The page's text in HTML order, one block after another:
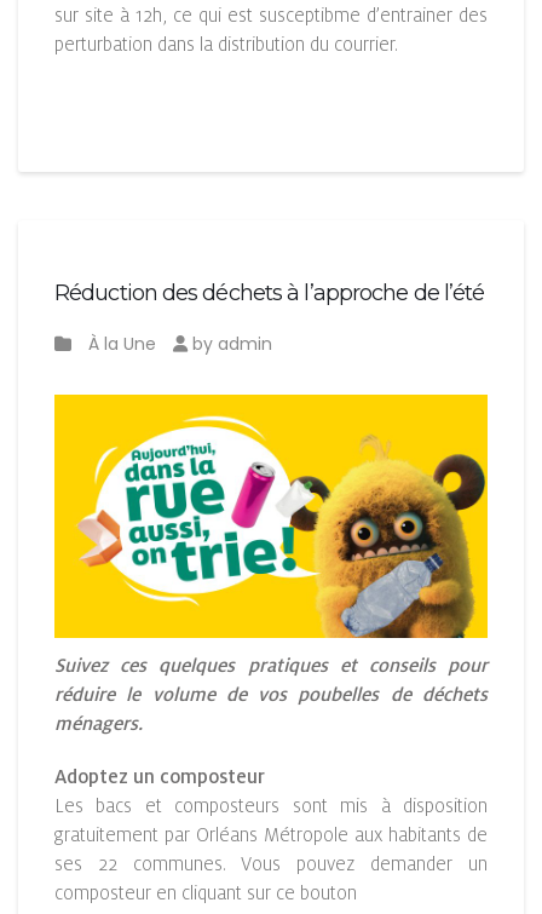
sur site à 12h, ce qui est susceptibme d’entrainer des
perturbation dans la distribution du courrier.
Réduction des déchets à l’approche de l’été
À la Une by admin
Suivez ces quelques pratiques et conseils pour
réduire le volume de vos poubelles de déchets
ménagers.
Adoptez un composteur
Les bacs et composteurs sont mis à disposition
gratuitement par Orléans Métropole aux habitants de
ses 22 communes. Vous pouvez demander un
composteur en cliquant sur ce bouton